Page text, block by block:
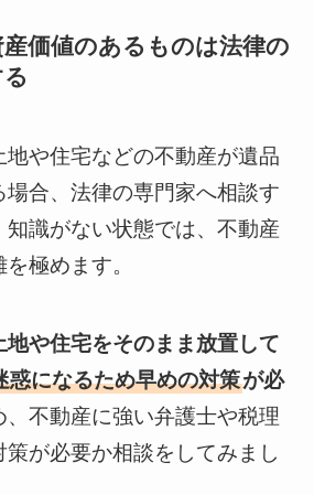
価値のあるものは法律の
地や住宅などの不動産が遺品
場合、法律の専門家へ相談す
知識がない状態では、不動産
極めます。
地や住宅をそのまま放置して
惑になるため早めの対策が必
、不動産に強い弁護士や税理
が必要か相談をしてみまし